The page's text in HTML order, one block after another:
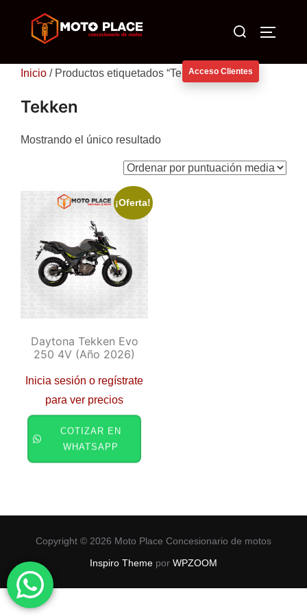
contenido
Buscar:
Inicio / Productos etiquetados “Tekken”
Tekken
Mostrando el único resultado
¡Oferta!
Daytona Tekken Evo
250 4V (año 2026)
Inicia sesión o regístrate
para ver precios
COTIZAR EN
WHATSAPP
Copyright © 2026 Moto Place Concesionario de motos
Inspiro Theme por WPZOOM
Acceso Clientes